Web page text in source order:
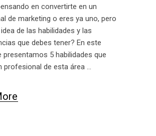
en convertirte en un
de marketing o eres ya uno, pero
de las habilidades y las
que debes tener? En este
presentamos 5 habilidades que
profesional de esta área